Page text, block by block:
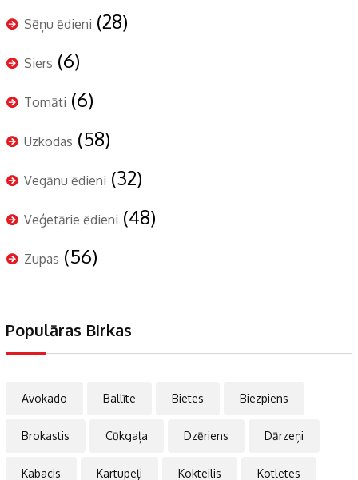
Sēņu ēdieni (28)
Siers (6)
Tomāti (6)
Uzkodas (58)
Vegānu ēdieni (32)
Veģetārie ēdieni (48)
Zupas (56)
Populāras Birkas
Avokado Ballīte Bietes Biezpiens
Brokastis Cūkgaļa Dzēriens Dārzeņi
Kabacis Kartupeļi Kokteilis Kotletes